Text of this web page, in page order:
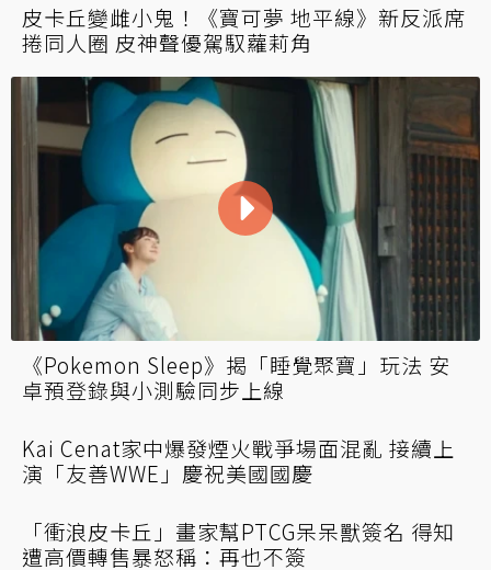
皮卡丘變雌小鬼！《寶可夢 地平線》新反派席
捲同人圈 皮神聲優駕馭蘿莉角
《Pokemon Sleep》揭「睡覺聚寶」玩法 安
卓預登錄與小測驗同步上線